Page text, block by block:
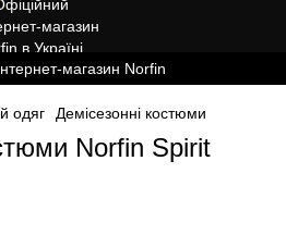
магазин Norfin
одяг Демісезонні костюми
Norfin Spirit